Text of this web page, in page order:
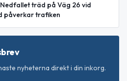
Nedfallet träd på Väg 26 vid
påverkar trafiken
nyheterna direkt i din inkorg.